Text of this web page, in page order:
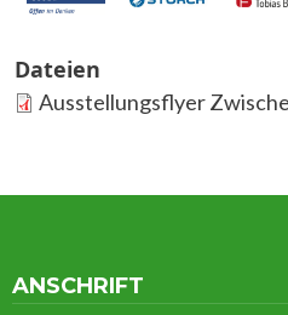
Dateien
Ausstellungsflyer
ANSCHRIFT